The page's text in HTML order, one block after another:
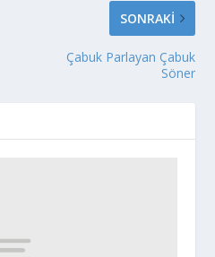
SONRAKI
Çabuk Parlayan Çabuk
Söner